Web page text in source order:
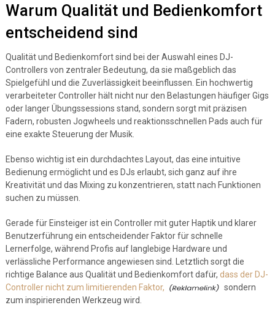
Warum Qualität und Bedienkomfort
entscheidend sind
Qualität und Bedienkomfort sind bei der Auswahl eines DJ-
Controllers von zentraler Bedeutung, da sie maßgeblich das
Spielgefühl und die Zuverlässigkeit beeinflussen. Ein hochwertig
verarbeiteter Controller hält nicht nur den Belastungen häufiger Gigs
oder langer Übungssessions stand, sondern sorgt mit präzisen
Fadern, robusten Jogwheels und reaktionsschnellen Pads auch für
eine exakte Steuerung der Musik.
Ebenso wichtig ist ein durchdachtes Layout, das eine intuitive
Bedienung ermöglicht und es DJs erlaubt, sich ganz auf ihre
Kreativität und das Mixing zu konzentrieren, statt nach Funktionen
suchen zu müssen.
Gerade für Einsteiger ist ein Controller mit guter Haptik und klarer
Benutzerführung ein entscheidender Faktor für schnelle
Lernerfolge, während Profis auf langlebige Hardware und
verlässliche Performance angewiesen sind. Letztlich sorgt die
richtige Balance aus Qualität und Bedienkomfort dafür, dass der DJ-
Controller nicht zum limitierenden Faktor,
sondern
zum inspirierenden Werkzeug wird.